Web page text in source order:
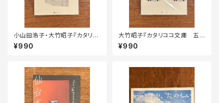
小山田浩子・大竹昭子『カタリコ
コ文庫 噓がつけない人』
¥990
大竹昭子『カタリココ文庫 五
感巡礼』
¥990